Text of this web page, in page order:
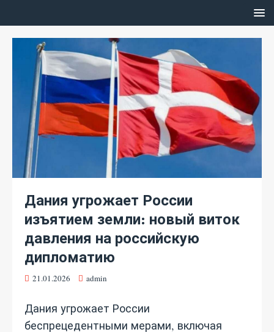
Дания угрожает России
изъятием земли: новый виток
давления на российскую
дипломатию
21.01.2026 admin
Дания угрожает России
беспрецедентными мерами, включая